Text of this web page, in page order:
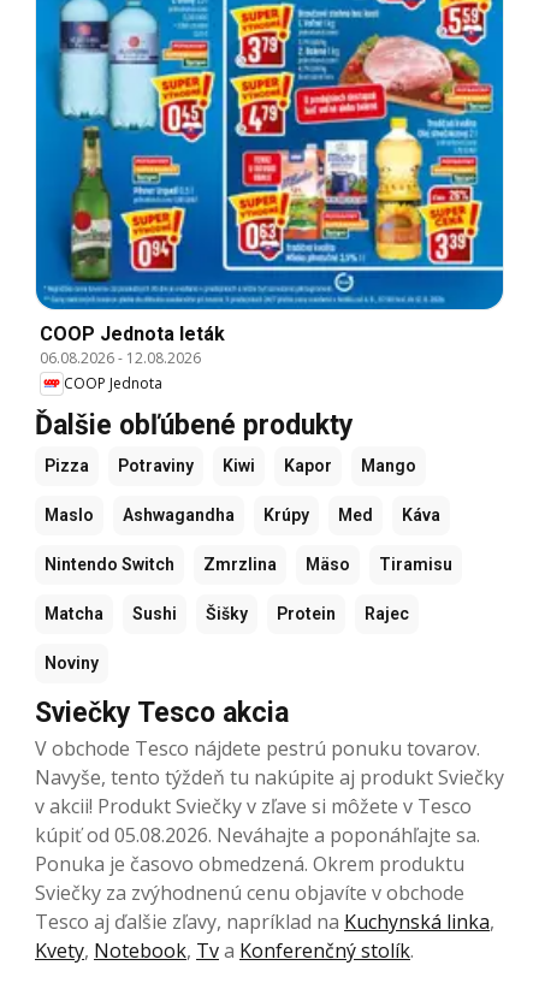
COOP Jednota leták
06.08.2026- 12.08.2026
COOP Jednota
Ďalšie obľúbené produkty
Pizza Potraviny Kiwi Kapor Mango
Maslo Ashwagandha Krúpy Med Káva
Nintendo Switch Zmrzlina Mäso Tiramisu
Matcha Sushi Šišky Protein Rajec
Noviny
Sviečky Tesco akcia
V obchode Tesco nájdete pestrú ponuku tovarov.
Navyše, tento týždeň tu nakúpite aj produkt Sviečky
v akcii! Produkt Sviečky v zľave si môžete v Tesco
kúpiť od 05.08.2026. Neváhajte a poponáhľajte sa.
Ponuka je časovo obmedzená. Okrem produktu
Sviečky za zvýhodnenú cenu objavíte v obchode
Tesco aj ďalšie zľavy, napríklad na Kuchynská linka,
Kvety, Notebook, Tva Konferenčný stolík.